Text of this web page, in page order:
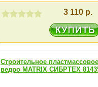
3 110 р.
Строительное пластмассовое
ведро MATRIX СИБРТЕХ